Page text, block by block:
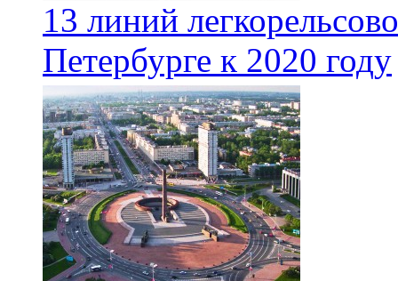
13 линий
Петербурге к 2020 году